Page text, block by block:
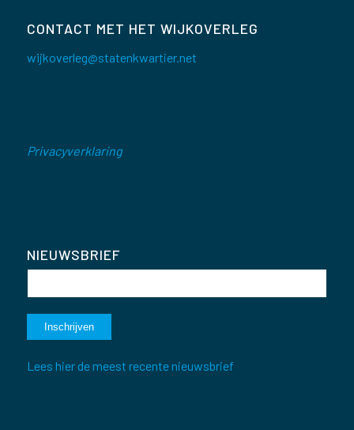
CONTACT MET HET WIJKOVERLEG
wijkoverleg@statenkwartier.net
Privacyverklaring
NIEUWSBRIEF
Lees hier de meest recente nieuwsbrief